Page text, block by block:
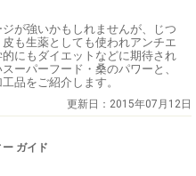
が強いかもしれませんが、じつ
も生薬としても使われアンチエ
にもダイエットなどに期待され
ーパーフード・桑のパワーと、
品をご紹介します。
更新日： 2015年07月12日
ガイド